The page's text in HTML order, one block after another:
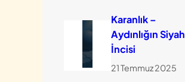
Karanlık –
Aydınlığın Siyah
İncisi
21 Temmuz 2025